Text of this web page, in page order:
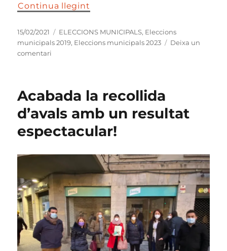
Continua llegint
Publicat
el
15/02/2021 Categories
ELECCIONS MUNICIPALS, Eleccions
municipals 2019, Eleccions municipals 2023
Deixa un
comentari
la
a
les
1.280
han
votat!
Eleccions
Catalanes
2021
Acabada la recollida
d’avals amb un resultat
espectacular!